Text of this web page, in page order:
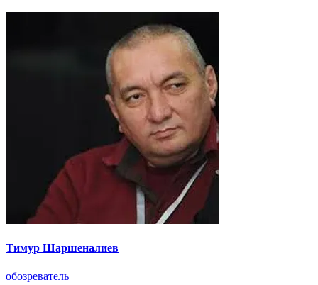
Тимур Шаршеналиев
обозреватель